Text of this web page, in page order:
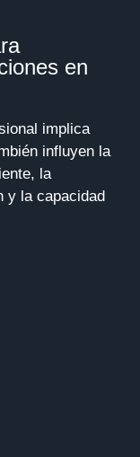
en
implica
influyen la
la
y la capacidad